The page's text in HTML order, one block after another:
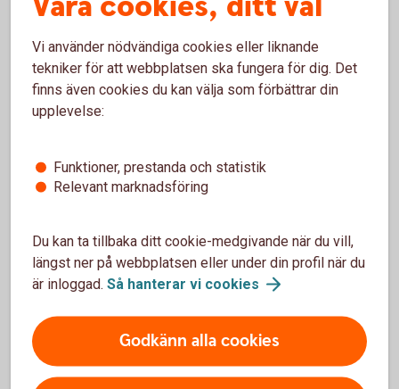
för bankens styrelse, där Ann-Christin Hagberg tillsammans
med Sanna Arnfjord Wadström och Elin Rosenberg Elebring
genomfört intervjuer och tagit del av en oberoende
styrelseutvärdering genom StyrelseAkademien.
– Vi landade i att inte föreslå några förändringar inför
Det är viktigt att hela tiden tänka långsiktigt kring
kompetens och framtida behov.
strategisk plan över åtta år. Ett viktigt fokusområde för
ägarstiftelsen blir därför att förstå den och säkerställa
riktningen mot konkurrenskraft. Ett sätt att göra det är
bankledningen men även genom erfarenhetsutbyte och
omvärldsbevakning. Sparbanksstiftelsen vill lära av andra
och samtidigt fortsätta utveckla sitt eget arbete.
Vi använder nödvändiga cookies eller liknande
tekniker för att webbplatsen ska fungera för dig. Det
finns även cookies du kan välja som förbättrar din
upplevelse:
Funktioner, prestanda och statistik
Relevant marknadsföring
Du kan ta tillbaka ditt cookie-medgivande när du vill,
längst ner på webbplatsen eller under din profil när du
är inloggad. Så hanterar vi cookies
Godkänn alla cookies